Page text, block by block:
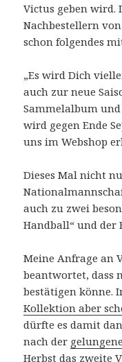
Victus geben wird.
Nachbestellern
schon folgendes
„Es wird Dich
auch zur neue
Sammelalbum und
wird gegen Ende
uns im Webshop
Dieses Mal nicht
auch zu zwei
Handball“ und der
Meine Anfrage an
beantwortet, dass
bestätigen könne.
Kollektion aber
dürfte es damit
nach der
Herbst das zweite